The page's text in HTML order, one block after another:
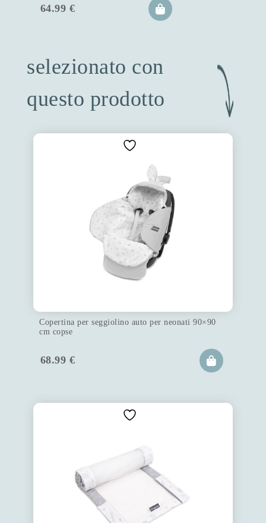
64.99 €
selezionato con
questo prodotto
Copertina per seggiolino auto per neonati 90×90
cm copse
68.99 €